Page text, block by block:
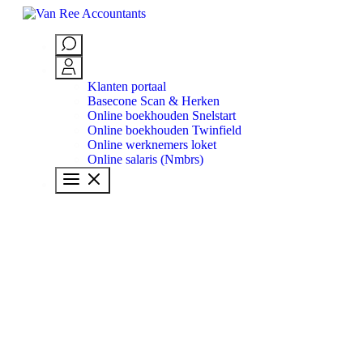
Skip to content
Klanten portaal
Basecone Scan & Herken
Online boekhouden Snelstart
Online boekhouden Twinfield
Online werknemers loket
Online salaris (Nmbrs)